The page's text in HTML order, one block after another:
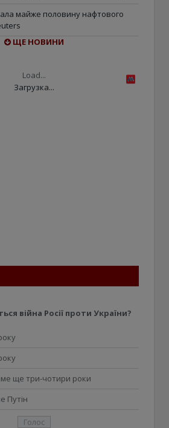
майже половину нафтового
ЩЕ НОВИНИ
Load...
Загрузка...
війна Росії проти України?
ще три-чотири роки
Путін